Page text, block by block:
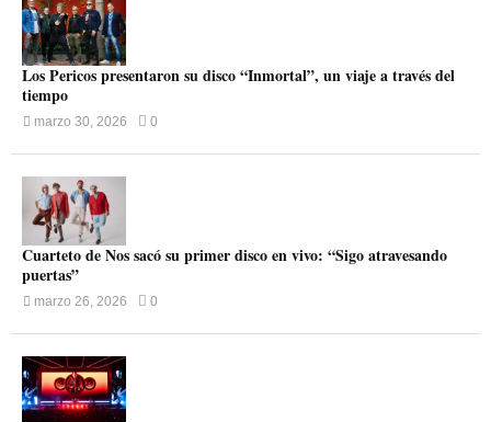
Los Pericos presentaron su disco “Inmortal”, un viaje a través del
tiempo
marzo 30, 2026 0
Cuarteto de Nos sacó su primer disco en vivo: “Sigo atravesando
puertas”
marzo 26, 2026 0